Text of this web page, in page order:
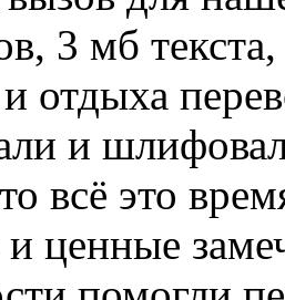
3 мб
отдыха
и
всё это
ценные